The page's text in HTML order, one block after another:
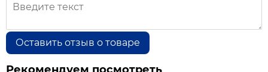
Оставить отзыв о товаре